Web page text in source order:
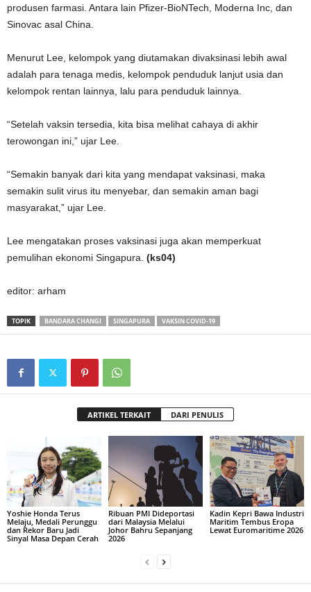
produsen farmasi. Antara lain Pfizer-BioNTech, Moderna Inc, dan
Sinovac asal China.
Menurut Lee, kelompok yang diutamakan divaksinasi lebih awal
adalah para tenaga medis, kelompok penduduk lanjut usia dan
kelompok rentan lainnya, lalu para penduduk lainnya.
“Setelah vaksin tersedia, kita bisa melihat cahaya di akhir
terowongan ini,” ujar Lee.
“Semakin banyak dari kita yang mendapat vaksinasi, maka
semakin sulit virus itu menyebar, dan semakin aman bagi
masyarakat,” ujar Lee.
Lee mengatakan proses vaksinasi juga akan memperkuat
pemulihan ekonomi Singapura. (ks04)
editor: arham
TOPIK BANDARA CHANGI SINGAPURA VAKSIN COVID-19
ARTIKEL TERKAIT DARI PENULIS
Yoshie Honda Terus
Melaju, Medali Perunggu
dan Rekor Baru Jadi
Sinyal Masa Depan Cerah
Ribuan PMI Dideportasi
dari Malaysia Melalui
Johor Bahru Sepanjang
2026
Kadin Kepri Bawa Industri
Maritim Tembus Eropa
Lewat Euromaritime 2026